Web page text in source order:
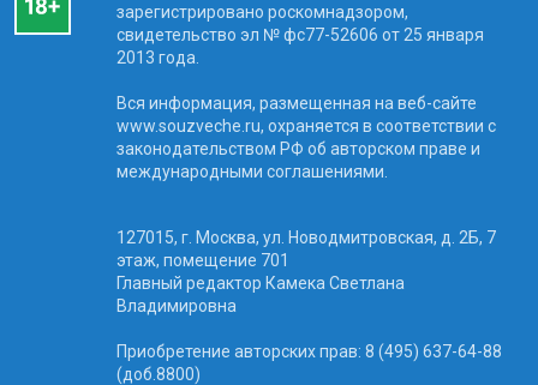
зарегистрировано роскомнадзором,
свидетельство эл № фc77-52606 от 25 января
2013 года.
Вся информация, размещенная на веб-сайте
www.souzveche.ru, охраняется в соответствии с
законодательством РФ об авторском праве и
международными соглашениями.
127015, г. Москва, ул. Новодмитровская, д. 2Б, 7
этаж, помещение 701
Главный редактор Камека Светлана
Владимировна
Приобретение авторских прав: 8 (495) 637-64-88
(доб.8800)